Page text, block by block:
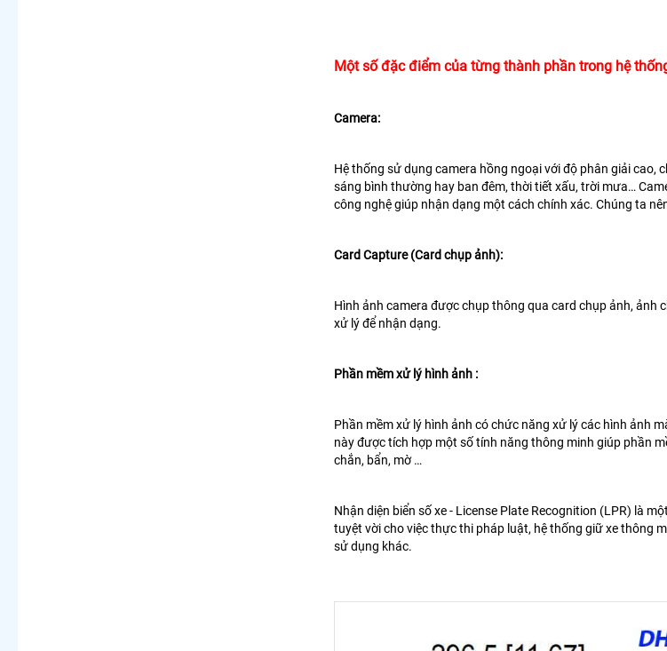
Một số đặc điểm của từng thành phần trong hệ
Camera:
Hệ thống sử dụng camera hồng ngoại với độ phân giải cao,
sáng bình thường hay ban đêm, thời tiết xấu, trời mưa…
công nghệ giúp nhận dạng một cách chính xác. Chúng ta
Card Capture (Card chụp ảnh):
Hình ảnh camera được chụp thông qua card chụp ảnh, ảnh
xử lý để nhận dạng.
Phần mềm xử lý hình ảnh :
Phần mềm xử lý hình ảnh có chức năng xử lý các hình ảnh
này được tích hợp một số tính năng thông minh giúp phần
chắn, bẩn, mờ …
Nhận diện biển số xe - License Plate Recognition (LPR) là
tuyệt vời cho việc thực thi pháp luật, hệ thống giữ xe thông
sử dụng khác.